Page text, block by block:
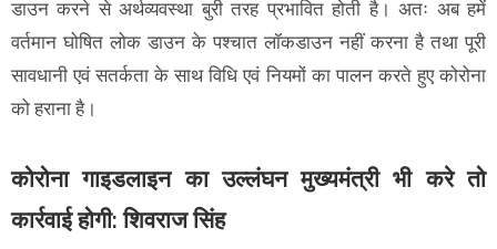
डाउन करने से अर्थव्यवस्था बुरी तरह प्रभावित होती है। अतः अब हमें
वर्तमान घोषित लोक डाउन के पश्चात लॉकडाउन नहीं करना है तथा पूरी
सावधानी एवं सतर्कता के साथ विधि एवं नियमों का पालन करते हुए कोरोना
को हराना है।
कोरोना गाइडलाइन का उल्लंघन मुख्यमंत्री भी करे तो
कार्रवाई होगी: शिवराज सिंह